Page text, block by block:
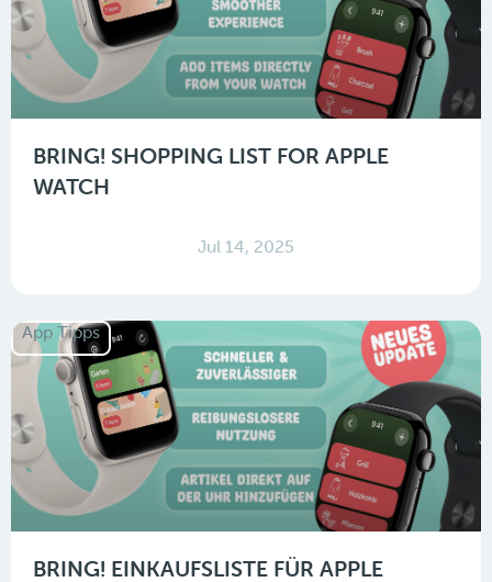
BRING! SHOPPING LIST FOR APPLE
WATCH
Jul 14, 2025
App Tipps
BRING! EINKAUFSLISTE FÜR APPLE